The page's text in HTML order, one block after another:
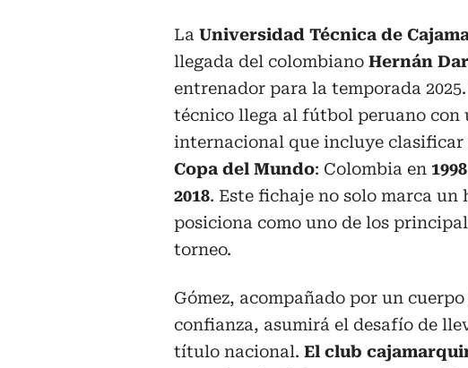
La Universidad Técnica de
llegada del colombiano Hernán
entrenador para la temporada
técnico llega al fútbol peruano con
internacional que incluye clasificar
Copa del Mundo: Colombia en 1998
2018. Este fichaje no solo marca
posiciona como uno de los
torneo.
Gómez, acompañado por un
confianza, asumirá el desafío de
título nacional. El club